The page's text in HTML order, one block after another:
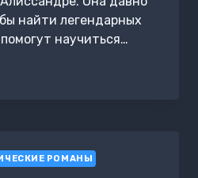
найти легендарных
научиться…
РОМАНЫ